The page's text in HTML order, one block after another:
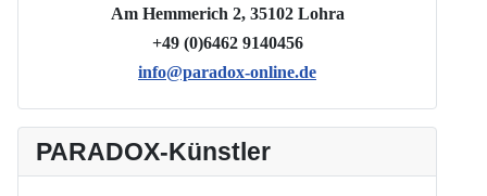
Am Hemmerich 2, 35102 Lohra
+49 (0)6462 9140456
info@paradox-online.de
PARADOX-Künstler